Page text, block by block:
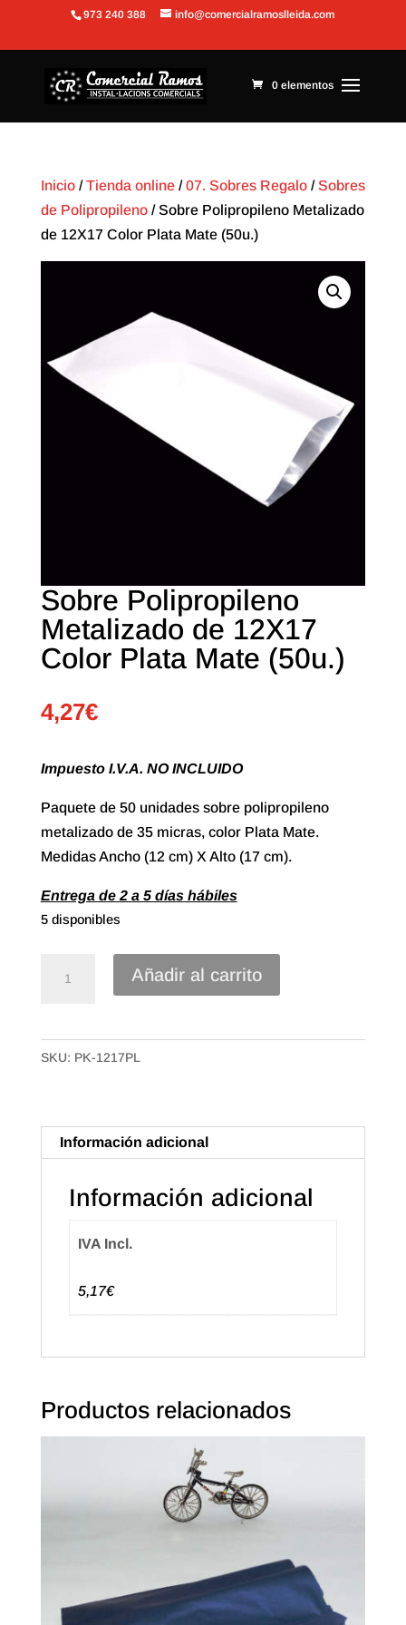
Abrir barra de herramientas
973 240 388 info@comercialramoslleida.com
0 elementos
Inicio/Tienda online/07. Sobres Regalo/Sobres
de Polipropileno/ Sobre Polipropileno Metalizado
de 12X17 Color Plata Mate (50u.)
Sobre Polipropileno
Metalizado de 12X17
Color Plata Mate (50u.)
4,27€
Impuesto I.V.A. NO INCLUIDO
Paquete de 50 unidades sobre polipropileno
metalizado de 35 micras, color Plata Mate.
Medidas Ancho (12 cm) X Alto (17 cm).
Entrega de 2 a 5 días hábiles
5 disponibles
de
12X17
Mate
(50u.)
cantidad
Añadir al carrito
SKU: PK-1217PL
Información adicional
Información adicional
IVA Incl.
5,17€
Productos relacionados